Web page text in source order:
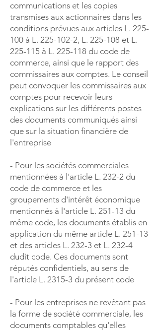
communications et les copies
transmises aux actionnaires dans les
conditions prévues aux articles L. 225-
100 à L. 225-102-2, L. 225-108 et L.
225-115 à L. 225-118 du code de
commerce, ainsi que le rapport des
commissaires aux comptes. Le conseil
peut convoquer les commissaires aux
comptes pour recevoir leurs
explications sur les différents postes
des documents communiqués ainsi
que sur la situation financière de
l'entreprise
- Pour les sociétés commerciales
mentionnées à l'article L. 232-2 du
code de commerce et les
groupements d'intérêt économique
mentionnés à l'article L. 251-13 du
même code, les documents établis en
application du même article L. 251-13
et des articles L. 232-3 et L. 232-4
dudit code. Ces documents sont
réputés confidentiels, au sens de
l'article L. 2315-3 du présent code
- Pour les entreprises ne revêtant pas
la forme de société commerciale, les
documents comptables qu'elles